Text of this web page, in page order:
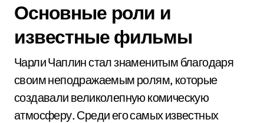
Основные роли и
известные фильмы
Чарли Чаплин стал знаменитым благодаря
своим неподражаемым ролям, которые
создавали великолепную комическую
атмосферу. Среди его самых известных